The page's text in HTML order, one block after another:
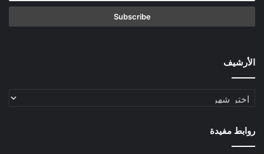
الأرشيف
الأرشيف
روابط مفيدة